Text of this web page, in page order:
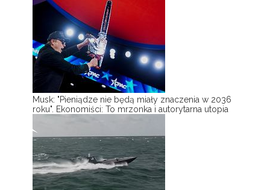
Musk: "Pieniądze nie będą miały znaczenia w 2036
roku". Ekonomiści: To mrzonka i autorytarna utopia